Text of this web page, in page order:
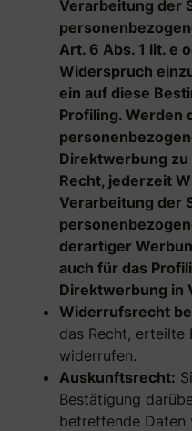
Verarbeitung der
Art. 6 Abs. 1 lit. e
Widerspruch
ein auf diese
Profiling. Werden
Direktwerbung zu
Recht, jederzeit
Verarbeitung der
derartiger
auch für das
Direktwerbung in
Widerrufsrecht
das Recht, erteilte
widerrufen.
Auskunftsrecht:
Bestätigung
betreffende Daten